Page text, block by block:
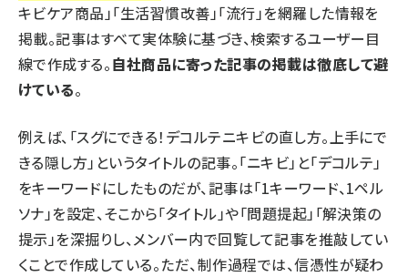
キビケア商品」「生活習慣改善」「流行」を網羅した情報を
掲載。記事はすべて実体験に基づき、検索するユーザー目
線で作成する。自社商品に寄った記事の掲載は徹底して避
けている。
例えば、「スグにできる！デコルテニキビの直し方。上手にで
きる隠し方」というタイトルの記事。「ニキビ」と「デコルテ」
をキーワードにしたものだが、記事は「1キーワード、1ペル
ソナ」を設定、そこから「タイトル」や「問題提起」「解決策の
提示」を深掘りし、メンバー内で回覧して記事を推敲してい
くことで作成している。ただ、制作過程では、信憑性が疑わ